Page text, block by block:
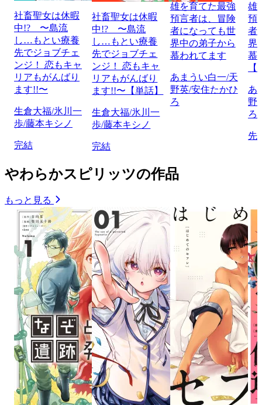
社畜聖女は休暇
中!? 〜島流
し…もとい療養
先でジョブチェ
ンジ！ 恋もキャ
リアもがんばり
ます!!〜
生倉大福/氷川一
歩/藤本キシノ
完結
社畜聖女は休暇
中!? 〜島流
し…もとい療養
先でジョブチェ
ンジ！ 恋もキャ
リアもがんばり
ます!!〜【単話】
生倉大福/氷川一
歩/藤本キシノ
完結
雄を育てた最強
預言者は、冒険
者になっても世
界中の弟子から
慕われてます
あまうい白一/天
野英/安住たかひ
ろ
雄
預
者
界
慕
あ
野
ろ
先
やわらかスピリッツの作品
もっと見る